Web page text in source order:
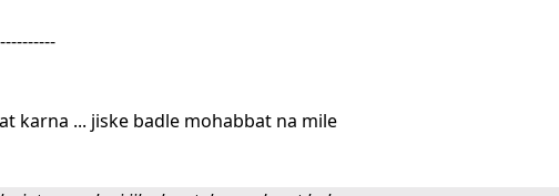
karna ... jiske badle mohabbat na mile